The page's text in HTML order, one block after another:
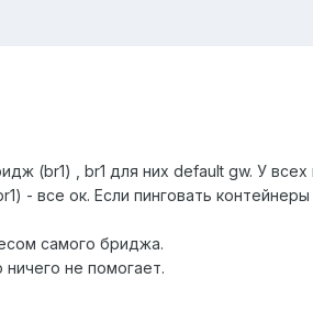
(br1) , br1 для них default gw. У
- все ок. Если пинговать
самого бриджа.
не помогает.